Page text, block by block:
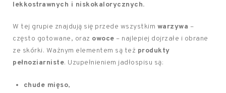
lekkostrawnych i niskokalorycznych.
W tej grupie znajdują się przede wszystkim warzywa –
często gotowane, oraz owoce – najlepiej dojrzałe i obrane
ze skórki. Ważnym elementem są też produkty
pełnoziarniste. Uzupełnieniem jadłospisu są:
chude mięso,